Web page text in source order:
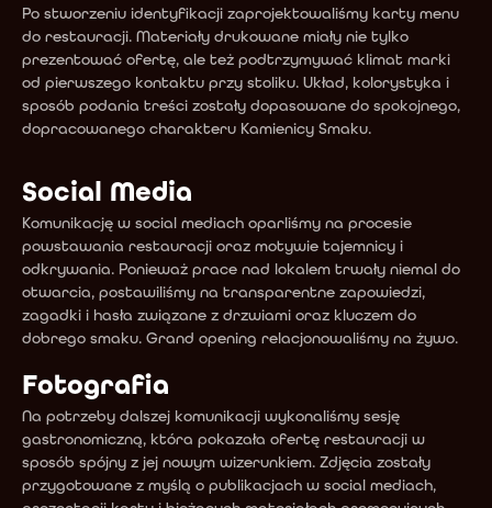
Po stworzeniu identyfikacji zaprojektowaliśmy karty menu
do restauracji. Materiały drukowane miały nie tylko
prezentować ofertę, ale też podtrzymywać klimat marki
od pierwszego kontaktu przy stoliku. Układ, kolorystyka i
sposób podania treści zostały dopasowane do spokojnego,
dopracowanego charakteru Kamienicy Smaku.
Social Media
Komunikację w social mediach oparliśmy na procesie
powstawania restauracji oraz motywie tajemnicy i
odkrywania. Ponieważ prace nad lokalem trwały niemal do
otwarcia, postawiliśmy na transparentne zapowiedzi,
zagadki i hasła związane z drzwiami oraz kluczem do
dobrego smaku. Grand opening relacjonowaliśmy na żywo.
Fotografia
Na potrzeby dalszej komunikacji wykonaliśmy sesję
gastronomiczną, która pokazała ofertę restauracji w
sposób spójny z jej nowym wizerunkiem. Zdjęcia zostały
przygotowane z myślą o publikacjach w social mediach,